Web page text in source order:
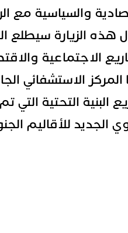
والسياسية مع
هذه الزيارة سيطلع
الاجتماعية
المركز الاستشفائي
البنية التحتية
الجديد للأقاليم